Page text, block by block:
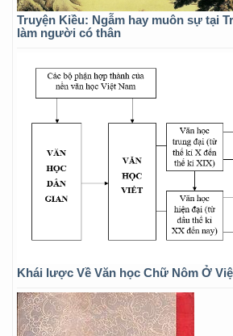
Truyện Kiều: Ngẫm hay muôn sự tại
làm người có thân
Khái lược Về Văn học Chữ Nôm Ở